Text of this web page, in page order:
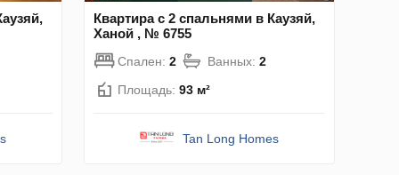
Квартира с 2 спальнями в Каузяй,
Ханой , № 6755
Спален: 2 Ванных: 2
Площадь: 93 м²
Tan Long Homes